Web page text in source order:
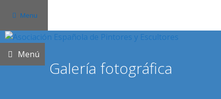
contenido
Menu
Menú
Galería fotográfica